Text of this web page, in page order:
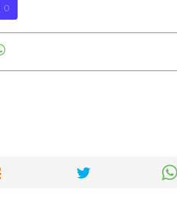
0